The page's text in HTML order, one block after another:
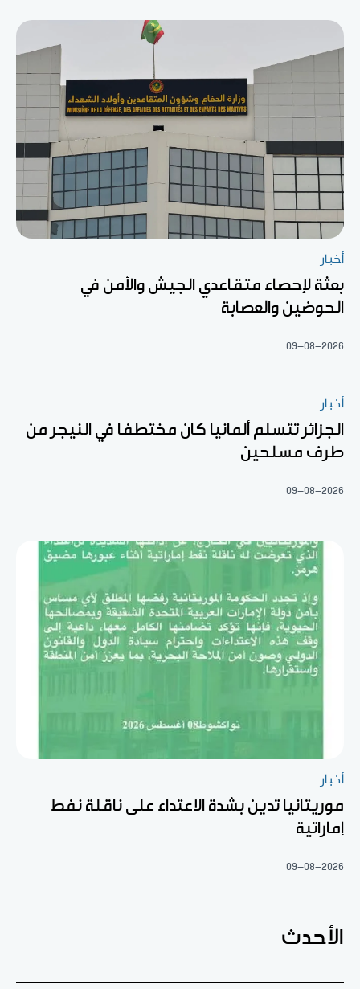
أخبار
بعثة لإحصاء متقاعدي الجيش والأمن في
الحوضين والعصابة
09-08-2026
أخبار
الجزائر تتسلم ألمانيا كان مختطفا في النيجر من
طرف مسلحين
09-08-2026
أخبار
موريتانيا تدين بشدة الاعتداء على ناقلة نفط
إماراتية
09-08-2026
الأحدث